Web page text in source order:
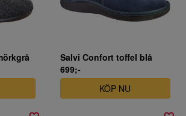
Salvi Confort toffel blå
699;-
KÖP NU